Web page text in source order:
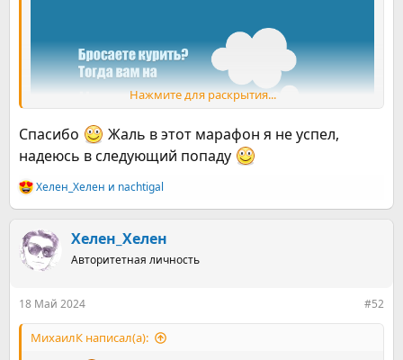
курить. Начало регистрации -
22.04.2024. Старт - 06.05.2024. Финиш
- 05.06.2024
30-ТИ ДНЕВНАЯ ПРОГРАММА ПО ОТКАЗУ ОТ КУРЕНИЯ,
ВЕРСИЯ 3.0 Старт программы - 06.05.2024 . Финиш
Нажмите для раскрытия...
Спасибо
Жаль в этот марафон я не успел,
надеюсь в следующий попаду
Р
е
к
ц
и
Хелен_Хелен и nachtigal
Хелен_Хелен
Авторитетная личность
18 Май 2024 #52
МихаилК написал(а):